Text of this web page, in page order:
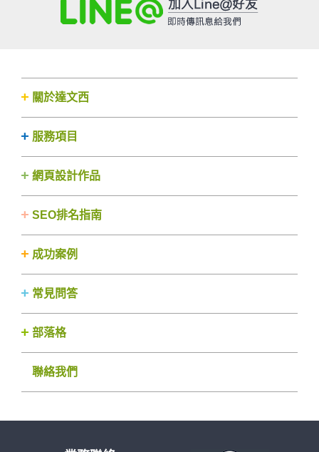
關於達文西
服務項目
網頁設計作品
SEO排名指南
成功案例
常見問答
部落格
聯絡我們